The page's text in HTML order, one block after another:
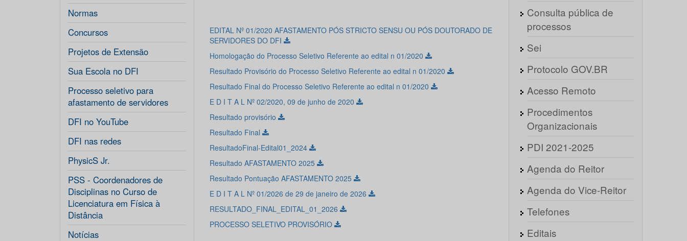
Normas
Concursos
Projetos de Extensão
Sua Escola no DFI
Processo seletivo para
afastamento de servidores
DFI no YouTube
DFI nas redes
PhysicS Jr.
PSS - Coordenadores de
Disciplinas no Curso de
Licenciatura em Física à
Distância
Notícias
EDITAL Nº 01/2020 AFASTAMENTO PÓS STRICTO SENSU OU PÓS­ DOUTORADO DE
SERVIDORES DO DFI
Homologação do Processo Seletivo Referente ao edital n 01/2020
Resultado Provisório do Processo Seletivo Referente ao edital n 01/2020
Resultado Final do Processo Seletivo Referente ao edital n 01/2020
E D I T A L Nº 02/2020, 09 de junho de 2020
Resultado provisório
Resultado Final
ResultadoFinal-Edital01_2024
Resultado AFASTAMENTO 2025
Resultado Pontuação AFASTAMENTO 2025
E D I T A L Nº 01/2026 de 29 de janeiro de 2026
RESULTADO_FINAL_EDITAL_01_2026
PROCESSO SELETIVO PROVISÓRIO
Consulta pública de
processos
Sei
Protocolo GOV.BR
Acesso Remoto
Procedimentos
Organizacionais
PDI 2021-2025
Agenda do Reitor
Agenda do Vice-Reitor
Telefones
Editais